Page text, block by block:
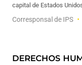
capital de Estados
Corresponsal de IPS
DERECHOS